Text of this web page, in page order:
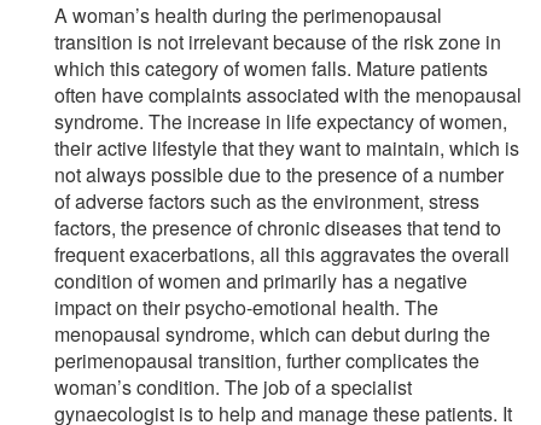
A woman’s health during the perimenopausal
transition is not irrelevant because of the risk zone in
which this category of women falls. Mature patients
often have complaints associated with the menopausal
syndrome. The increase in life expectancy of women,
their active lifestyle that they want to maintain, which is
not always possible due to the presence of a number
of adverse factors such as the environment, stress
factors, the presence of chronic diseases that tend to
frequent exacerbations, all this aggravates the overall
condition of women and primarily has a negative
impact on their psycho-emotional health. The
menopausal syndrome, which can debut during the
perimenopausal transition, further complicates the
woman’s condition. The job of a specialist
gynaecologist is to help and manage these patients. It